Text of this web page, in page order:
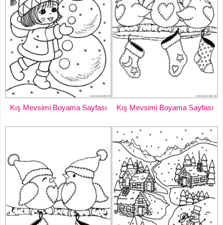
Kış Mevsimi Boyama Sayfası Kış Mevsimi Boyama Sayfası